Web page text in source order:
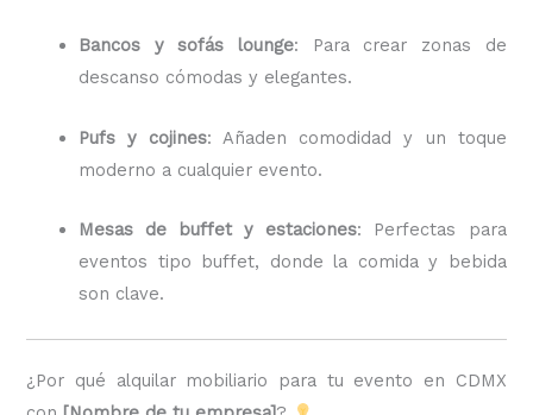
Bancos y sofás lounge: Para crear zonas de
descanso cómodas y elegantes.
Pufs y cojines: Añaden comodidad y un toque
moderno a cualquier evento.
Mesas de buffet y estaciones: Perfectas para
eventos tipo buffet, donde la comida y bebida
son clave.
¿Por qué alquilar mobiliario para tu evento en CDMX